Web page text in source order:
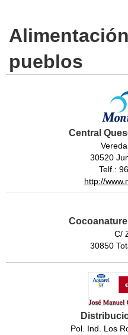
pueblos
Central
30520
Telf.:
http://
C/
30850
Pol. Ind. Los